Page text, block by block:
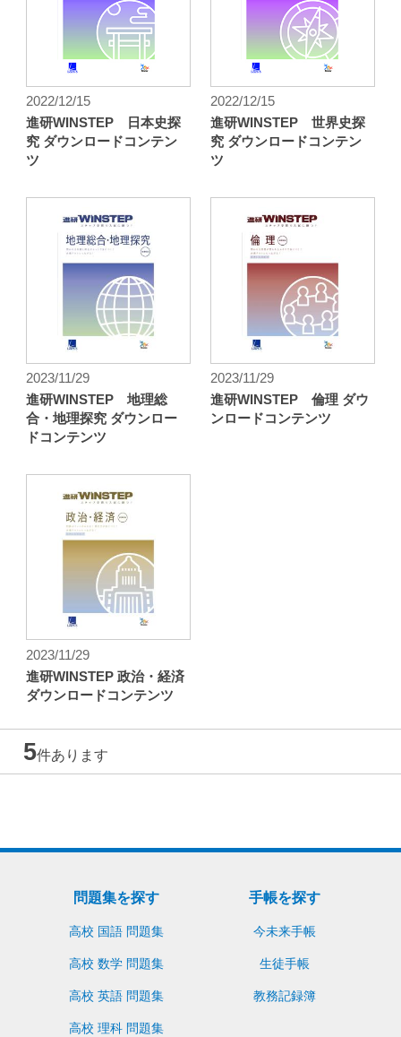
2022/12/15
進研WINSTEP 日本史探
究 ダウンロードコンテン
ツ
2022/12/15
進研WINSTEP 世界史探
究 ダウンロードコンテン
ツ
2023/11/29
進研WINSTEP 地理総
合・地理探究 ダウンロー
ドコンテンツ
2023/11/29
進研WINSTEP 倫理 ダウ
ンロードコンテンツ
2023/11/29
進研WINSTEP 政治・経済
ダウンロードコンテンツ
5件あります
問題集を探す
高校 国語 問題集
高校 数学 問題集
高校 英語 問題集
高校 理科 問題集
手帳を探す
今未来手帳
生徒手帳
教務記録簿